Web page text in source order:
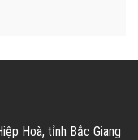
Hoà, tỉnh Bắc Giang